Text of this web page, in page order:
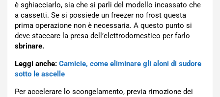
è sghiacciarlo, sia che si parli del modello incassato che
a cassetti. Se si possiede un freezer no frost questa
prima operazione non è necessaria. A questo punto si
deve staccare la presa dell’elettrodomestico per farlo
sbrinare.
Leggi anche: Camicie, come eliminare gli aloni di sudore
sotto le ascelle
Per accelerare lo scongelamento, previa rimozione dei